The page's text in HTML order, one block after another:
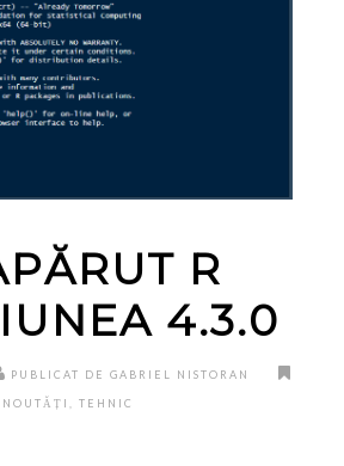
R
4.3.0
PUBLICAT DE GABRIEL NISTORAN
NOUTĂȚI TEHNIC